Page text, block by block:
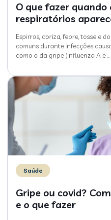
O que fazer
respiratórios
Espirros, coriza, febre, tosse e
comuns durante infecções
como o da gripe (influenza A e
Saúde
Gripe ou covid?
e o que fazer